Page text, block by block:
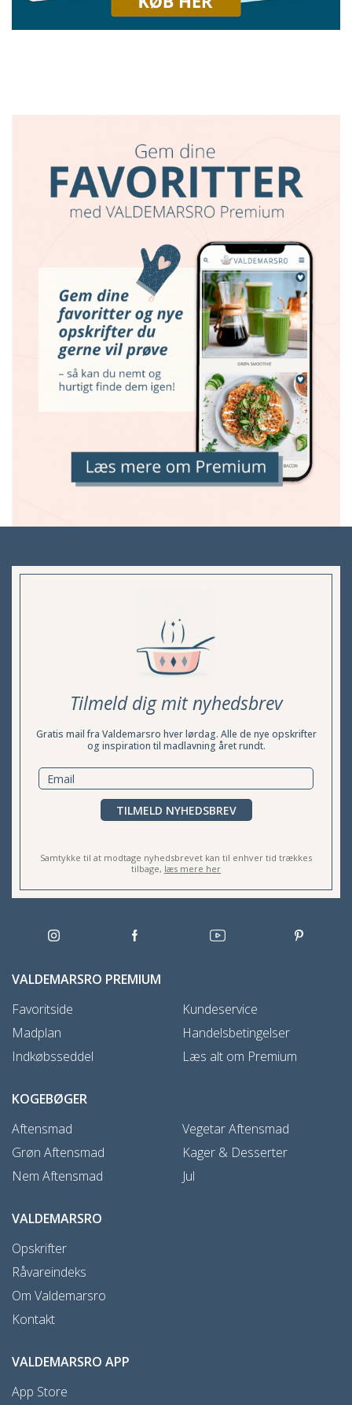
Tilmeld dig mit nyhedsbrev
Gratis mail fra Valdemarsro hver lørdag. Alle de nye opskrifter
og inspiration til madlavning året rundt.
TILMELD NYHEDSBREV
Samtykke til at modtage nyhedsbrevet kan til enhver tid trækkes
tilbage, læs mere her
VALDEMARSRO PREMIUM
Favoritside
Madplan
Indkøbsseddel
Kundeservice
Handelsbetingelser
Læs alt om Premium
KOGEBØGER
Aftensmad
Grøn Aftensmad
Nem Aftensmad
Vegetar Aftensmad
Kager & Desserter
Jul
VALDEMARSRO
Opskrifter
Råvareindeks
Om Valdemarsro
Kontakt
VALDEMARSRO APP
App Store